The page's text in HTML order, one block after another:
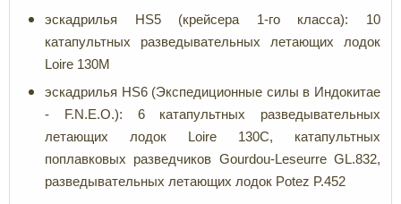
эскадрилья HS5 (крейсера 1-го класса): 10
катапультных разведывательных летающих лодок
Loire 130M
эскадрилья HS6 (Экспедиционные силы в Индокитае
- F.N.E.O.): 6 катапультных разведывательных
летающих лодок Loire 130C, катапультных
поплавковых разведчиков Gourdou-Leseurre GL.832,
разведывательных летающих лодок Potez P.452